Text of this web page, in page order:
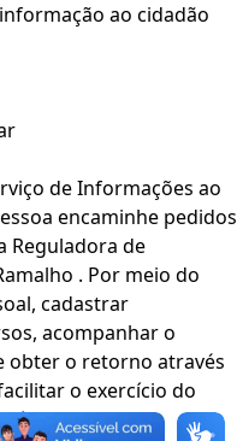
ao cidadão
de Informações ao
encaminhe pedidos
Reguladora de
. Por meio do
cadastrar
acompanhar o
obter o retorno através
o exercício do